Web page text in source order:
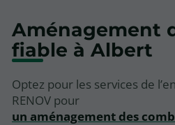
Aménagement
fiable à Albert
Optez pour les services de
RENOV pour
un aménagement des